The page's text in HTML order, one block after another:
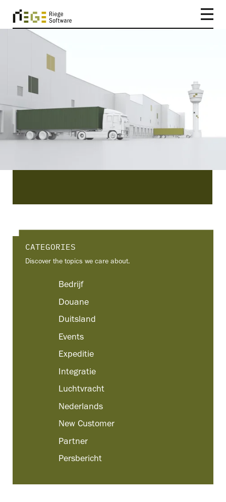
CATEGORY
Douane
Douane | Persberichten van Riege Software.
Lees ons laatste nieuws over ons bedrijf Riege
CATEGORIES
Discover the topics we care about.
Bedrijf
Douane
Duitsland
Events
Expeditie
Integratie
Luchtvracht
Nederlands
New Customer
Partner
Persbericht